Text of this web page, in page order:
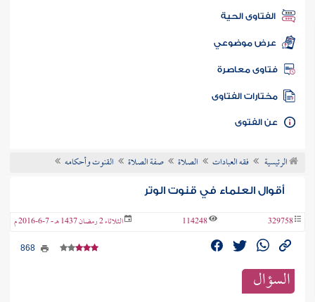
سؤالك
الفتاوى الحية
عرض موضوعي
فتاوى معاصرة
مختارات الفتاوى
الفتوى
الرئيسية فقه العبادات الصلاة صفة الصلاة القنوت وأحكامه
أقوال العلماء في قنوت الوتر
329758
114248 الثلاثاء 2 رمضان 1437 هـ - 7-6-2016 م
السؤال